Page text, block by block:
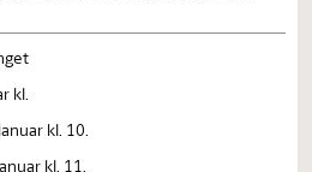
kl.
kl. 10.
kl. 11.